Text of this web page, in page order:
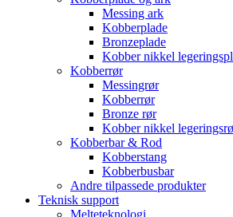
Messing ark
Kobberplade
Bronzeplade
Kobber nikkel
Kobberrør
Messingrør
Kobberrør
Bronze rør
Kobber nikkel
Kobberbar & Rod
Kobberstang
Kobberbusbar
Andre tilpassede produkter
Teknisk support
Melteteknologi